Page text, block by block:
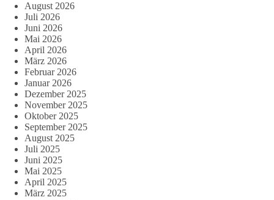
August 2026
Juli 2026
Juni 2026
Mai 2026
April 2026
März 2026
Februar 2026
Januar 2026
Dezember 2025
November 2025
Oktober 2025
September 2025
August 2025
Juli 2025
Juni 2025
Mai 2025
April 2025
März 2025